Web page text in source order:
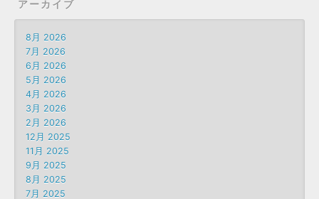
アーカイブ
8月 2026
7月 2026
6月 2026
5月 2026
4月 2026
3月 2026
2月 2026
12月 2025
11月 2025
9月 2025
8月 2025
7月 2025